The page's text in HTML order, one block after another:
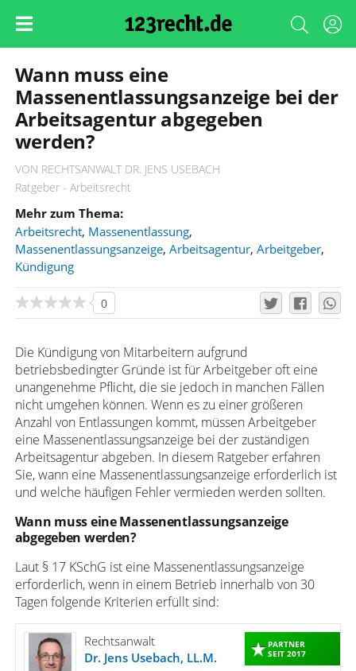
Wann muss eine
Massenentlassungsanzeige bei der
Arbeitsagentur abgegeben
werden?
VON RECHTSANWALT DR. JENS USEBACH
Ratgeber - Arbeitsrecht
Mehr zum Thema:
Arbeitsrecht, Massenentlassung,
Massenentlassungsanzeige, Arbeitsagentur, Arbeitgeber,
Kündigung
0
Die Kündigung von Mitarbeitern aufgrund
betriebsbedingter Gründe ist für Arbeitgeber oft eine
unangenehme Pflicht, die sie jedoch in manchen Fällen
nicht umgehen können. Wenn es zu einer größeren
Anzahl von Entlassungen kommt, müssen Arbeitgeber
eine Massenentlassungsanzeige bei der zuständigen
Arbeitsagentur abgeben. In diesem Ratgeber erfahren
Sie, wann eine Massenentlassungsanzeige erforderlich ist
und welche häufigen Fehler vermieden werden sollten.
Wann muss eine Massenentlassungsanzeige
abgegeben werden?
Laut § 17 KSchG ist eine Massenentlassungsanzeige
erforderlich, wenn in einem Betrieb innerhalb von 30
Tagen folgende Kriterien erfüllt sind:
PARTNER
SEIT 2017
Rechtsanwalt
Dr. Jens Usebach, LL.M.